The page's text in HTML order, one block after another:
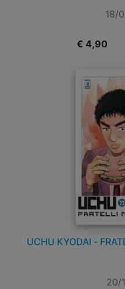
18/
€ 4,90
UCHU KYODAI -
20/